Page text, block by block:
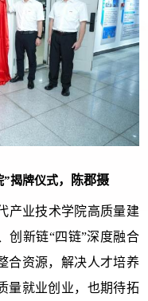
”揭牌仪式，陈郡摄
产业技术学院高质量建
创新链“四链”深度融合
合资源，解决人才培养
量就业创业，也期待拓